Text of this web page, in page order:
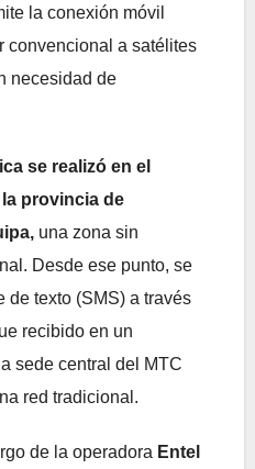
la conexión móvil
convencional a satélites
necesidad de
se realizó en el
provincia de
una zona sin
Desde ese punto, se
de texto (SMS) a través
recibido en un
sede central del MTC
red tradicional.
de la operadora Entel